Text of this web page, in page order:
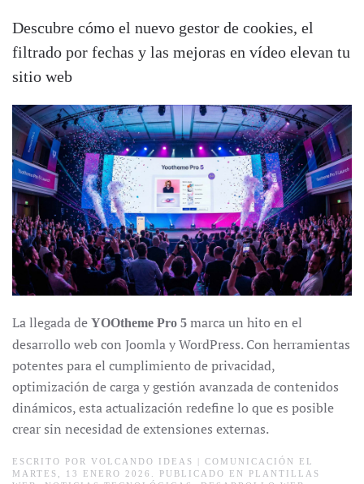
Descubre cómo el nuevo gestor de cookies, el
filtrado por fechas y las mejoras en vídeo elevan tu
sitio web
La llegada de YOOtheme Pro 5 marca un hito en el
desarrollo web con Joomla y WordPress. Con herramientas
potentes para el cumplimiento de privacidad,
optimización de carga y gestión avanzada de contenidos
dinámicos, esta actualización redefine lo que es posible
crear sin necesidad de extensiones externas.
ESCRITO POR VOLCANDO IDEAS | COMUNICACIÓN
EL
MARTES, 13 ENERO 2026. PUBLICADO EN
PLANTILLAS